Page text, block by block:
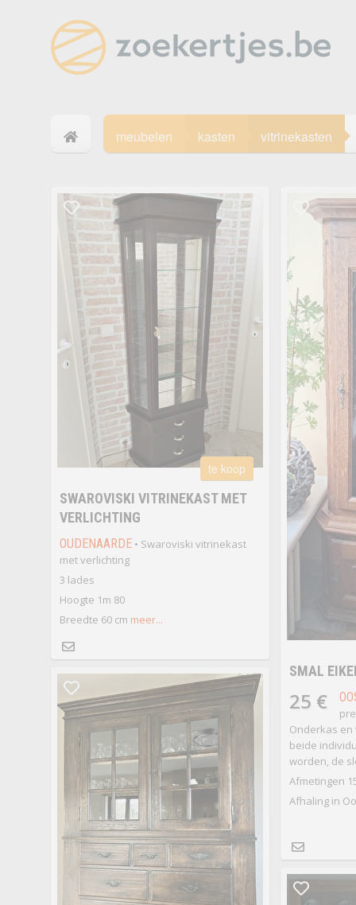
meubelen kasten vitrinekasten
te koop
SWAROVISKI VITRINEKAST MET
VERLICHTING
OUDENAARDE• Swaroviski vitrinekast
met verlichting
3 lades
Hoogte 1m 80
Breedte 60 cm meer...
SMAL
25 €
Onderkas
beide
worden, de
Afmetingen
Afhaling in